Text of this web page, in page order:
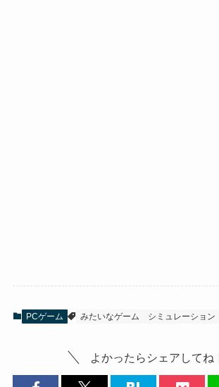
PCゲーム みたいなゲーム シミュレーション
よかったらシェアしてね